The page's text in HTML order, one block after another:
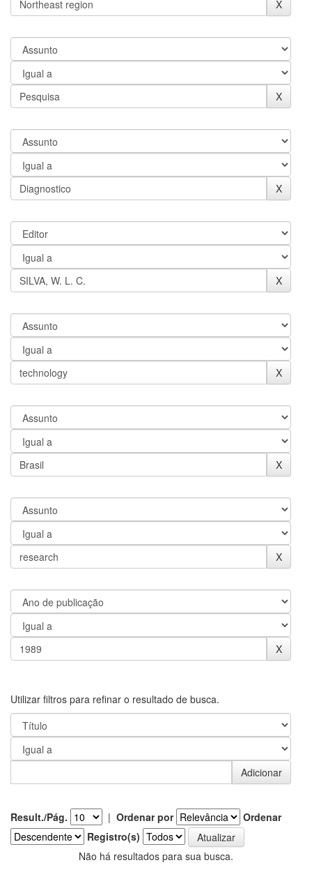
Utilizar filtros para refinar o resultado de busca.
Result./Pág. | Ordenar por
Ordenar
Registro(s)
Não há resultados para sua busca.